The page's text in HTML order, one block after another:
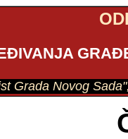
Grada Novog